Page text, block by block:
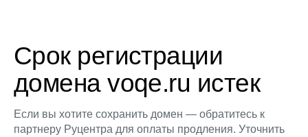
Срок регистрации
домена voqe.ru истек
Если вы хотите сохранить домен — обратитесь к
партнеру Руцентра для оплаты продления. Уточнить